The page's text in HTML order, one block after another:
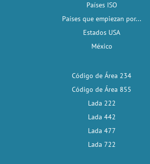
Países ISO
Países que empiezan por...
Estados USA
México
Código de Área 234
Código de Área 855
Lada 222
Lada 442
Lada 477
Lada 722